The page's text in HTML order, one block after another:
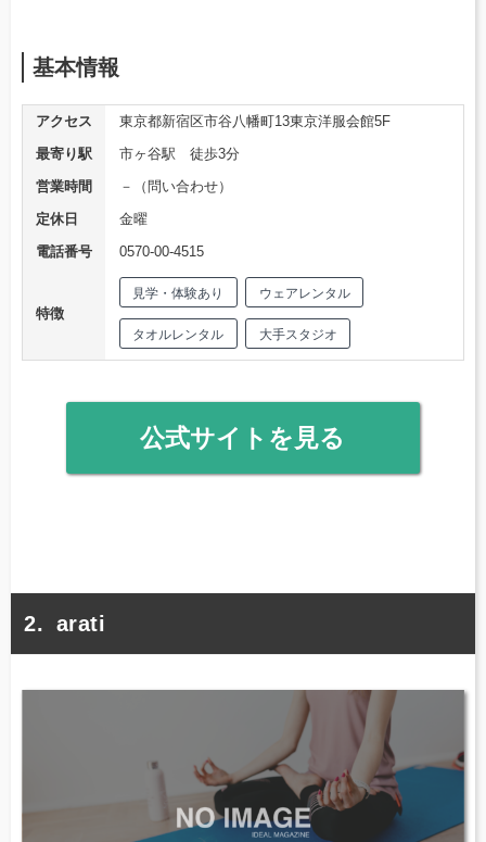
基本情報
アクセス
東京都新宿区市谷八幡町13東京洋服会館5F
最寄り駅
市ヶ谷駅 徒歩3分
営業時間
－（問い合わせ）
定休日
金曜
電話番号
0570-00-4515
特徴
見学・体験あり ウェアレンタル
タオルレンタル 大手スタジオ
公式サイトを見る
arati